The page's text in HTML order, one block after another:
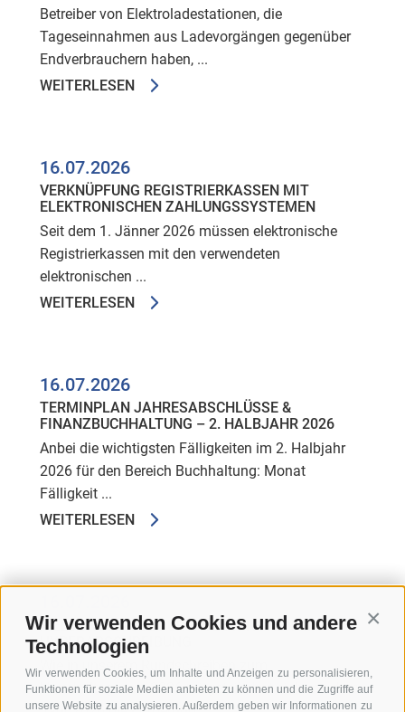
Wir verwenden Cookies und andere
Technologien
Wir verwenden Cookies, um Inhalte und Anzeigen zu personalisieren,
Funktionen für soziale Medien anbieten zu können und die Zugriffe auf
unsere Website zu analysieren. Außerdem geben wir Informationen zu
Betreiber von Elektroladestationen, die
Tageseinnahmen aus Ladevorgängen gegenüber
Endverbrauchern haben, ...
WEITERLESEN
16.07.2026
VERKNÜPFUNG REGISTRIERKASSEN MIT
ELEKTRONISCHEN ZAHLUNGSSYSTEMEN
Seit dem 1. Jänner 2026 müssen elektronische
Registrierkassen mit den verwendeten
elektronischen ...
WEITERLESEN
16.07.2026
TERMINPLAN JAHRESABSCHLÜSSE &
FINANZBUCHHALTUNG – 2. HALBJAHR 2026
Anbei die wichtigsten Fälligkeiten im 2. Halbjahr
2026 für den Bereich Buchhaltung: Monat
Fälligkeit ...
WEITERLESEN
MELDUNGEN GSE FÜR INVESTITIONEN MIT
HYPERABSCHREIBUNG
Wie in unserem Rundschreiben zum
Haushaltsgesetz 2026 mitgeteilt, hat sich mit dem